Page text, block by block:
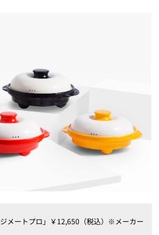
メートプロ」￥12,650（税込）※メーカー